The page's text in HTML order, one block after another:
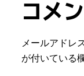
コメ
メールアドレ
が付いている